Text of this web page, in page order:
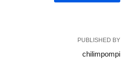
PUBLISHED BY
chilimpompi